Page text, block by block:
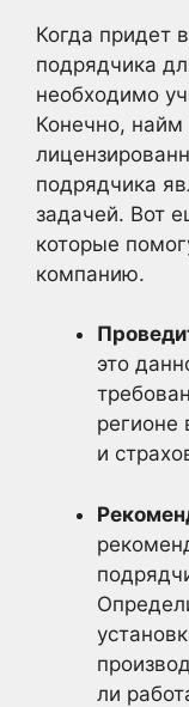
Когда придет
подрядчика
необходимо
Конечно, найм
подрядчика
задачей. Вот
которые
компанию.
это
регионе
и
ли